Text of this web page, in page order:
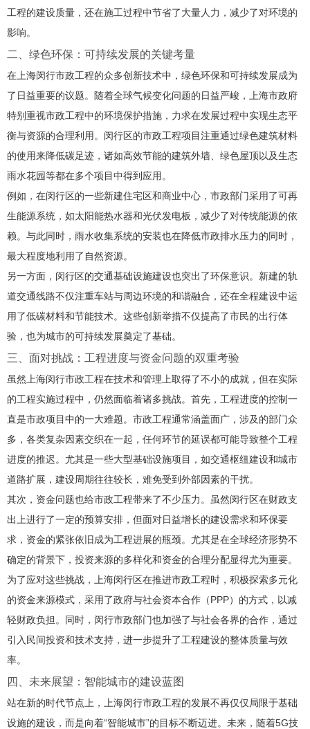
工程的建设质量，还在施工过程中节省了大量人力，减少了对环境的
影响。
二、绿色环保：可持续发展的关键考量
在上海闵行市政工程的众多创新技术中，绿色环保和可持续发展成为
了日益重要的议题。随着全球气候变化问题的日益严峻，上海市政府
特别重视市政工程中的环境保护措施，力求在发展过程中实现生态平
衡与资源的合理利用。闵行区的市政工程项目注重通过绿色建筑材料
的使用来降低碳足迹，诸如高效节能的建筑外墙、绿色屋顶以及生态
雨水花园等都在多个项目中得到应用。
例如，在闵行区的一些新建住宅区和商业中心，市政部门采用了可再
生能源系统，如太阳能热水器和光伏发电板，减少了对传统能源的依
赖。与此同时，雨水收集系统的安装也在降低市政排水压力的同时，
最大程度地利用了自然资源。
另一方面，闵行区的交通基础设施建设也突出了环保意识。新建的轨
道交通线路不仅注重车站与周边环境的和谐融合，还在全程建设中运
用了低碳材料和节能技术。这些创新举措不仅提高了市民的出行体
验，也为城市的可持续发展奠定了基础。
三、面对挑战：工程进度与资金问题的双重考验
虽然上海闵行市政工程在技术和管理上取得了不小的成就，但在实际
的工程实施过程中，仍然面临着诸多挑战。首先，工程进度的控制一
直是市政项目中的一大难题。市政工程通常涵盖面广，涉及的部门众
多，各类复杂因素交织在一起，任何环节的延误都可能导致整个工程
进度的推迟。尤其是一些大型基础设施项目，如交通枢纽建设和城市
道路扩展，建设周期往往较长，难免受到外部因素的干扰。
其次，资金问题也给市政工程带来了不少压力。虽然闵行区在财政支
出上进行了一定的预算安排，但面对日益增长的建设需求和环保要
求，资金的紧张依旧成为工程进展的瓶颈。尤其是在全球经济形势不
确定的背景下，投资来源的多样化和资金的合理分配显得尤为重要。
为了应对这些挑战，上海闵行区在推进市政工程时，积极探索多元化
的资金来源模式，采用了政府与社会资本合作（PPP）的方式，以减
轻财政负担。同时，闵行市政部门也加强了与社会各界的合作，通过
引入民间投资和技术支持，进一步提升了工程建设的整体质量与效
率。
四、未来展望：智能城市的建设蓝图
站在新的时代节点上，上海闵行市政工程的发展不再仅仅局限于基础
设施的建设，而是向着“智能城市”的目标不断迈进。未来，随着5G技